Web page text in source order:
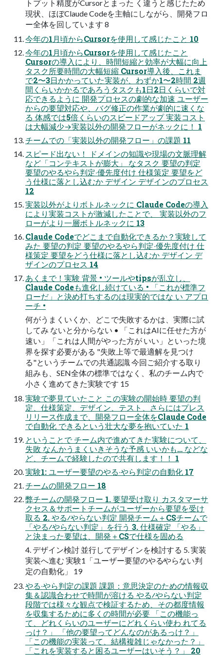
トプット精度がCursorとまった く違うと感じたため
現状、ほぼClaude Codeを主軸にしながら、開発フロ
ー全体を回しています 8
今年の1⽉頃からCursorを使⽤して感じたこと 10
今年の1⽉頃からCursorを使⽤して感じたこと
Cursorの導⼊により、時間短縮と効率が⼤幅に向上
タスク所要時間の⼤幅短縮 Cursor導⼊後、これま
で2〜3⽇かかっていた実装が、わずか1〜2時間 2週
間くらいかかるであろうタスクも1⽇2⽇くらいで対
応できるように 開発プロセスの劇的な加速 ユーザー
からの要望対応や、バグ修正の作業が劇的に速くな
る 体感では5倍くらいのスピードアップ 実装コスト
は⼤幅減少→実装以外の開発フローがネックに！ 1
チームでの「実装以外の開発フロー」の課題 11
スピード出ない！ ドメインの知識や現場の⽂脈理解
など「コンテキストが膨⼤」 なタスク 要望の判定
要望のやるやら判定‧優先度付け 仕様策定 要望をど
う仕様に落とし込むか デザイン デザインのプロセス
12
実装以外がよりボトルネックに Claude Codeの導⼊
により実装コストが激減したことで、 実装以外のフ
ローがより⼀層ボトルネックに 13
Claude Codeでどこまで⾃動化できるか？実験して
みた 要望の判定 要望のやるやら判定‧優先度付け 仕
様策定 要望をどう仕様に落とし込むか デザイン デ
ザインのプロセス 14
あくまで！実験 背景 • ツールやtipsが乱⽴し、
Claude Codeも進化し続けている • 「これが標準フ
ローだ」と決め打ちするのは現実的ではな い アプロ
ーチ •
何がうまくいくか、どこで失敗するかは、実際に試
してみ ないと分からない • 「これはAIに任せた⽅が
速い」「これは⼈間がやった⽅が いい」といった境
界を探す必要がある "失敗上等で最適解を⾒つけ
る"というチームでの共通認識 今回ご紹介する取り
組みも、SEN全体の標準ではなく、私のチーム内で
⼩さく進めてきた実験です 15
実験で夢⾒ていたこと この実験の開始時 要望の判
定、仕様策定、デザイン、テスト、さらにはプレス
リリース作成まで、開発フロー全体をClaude Code
で⾃動化 できるという壮⼤な夢を抱いていた 1
ということで チーム内で進めてきた実験について、
失敗 なんかうまくいきそうな予感 いいかも… などな
ど、チームで経験したので共有します！！ 1
実験1: ユーザー要望のやる‧やら判定の⾃動化 17
チームの開発フロー 18
弊チームの開発フロー 1. 要望受け取り カスタマーサ
クセス＆サポートチームがユーザーから要望を受け
取る 2. やる∕やらない判定 開発チーム＋CSチームで
「やる∕やらない判定」を⾏う 3. 仕様確定 「やる」
と決まった要望は、開発＋CSで仕様を固める
4. デザイン検討 並⾏してデザインを検討する 5. 実装
実装へ進む 実験1「ユーザー要望のやる∕やらない判
定の⾃動化」 19
やる‧やら判定の課題 課題：意思決定のための情報収
集＆認識合わせで時間が溶ける やる∕やらない判定
段階では様々な観点で検証するため、その都度情報
を収集するために多くの時間が必要 「この機能っ
て、どれくらいのユーザーにどれくらい使わ れてる
っけ？」 「他の要望ってどんなのがあるっけ？」
「この機能の実装って、結構複雑じゃなかった？」
「これを実装すると困るユーザーはいそう？」 20